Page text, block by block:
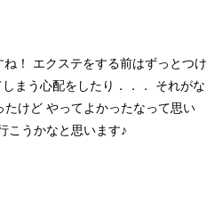
！ エクステをする前はずっとつけ
まう心配をしたり．．． それがな
けど やってよかったなって思い
こうかなと思います♪